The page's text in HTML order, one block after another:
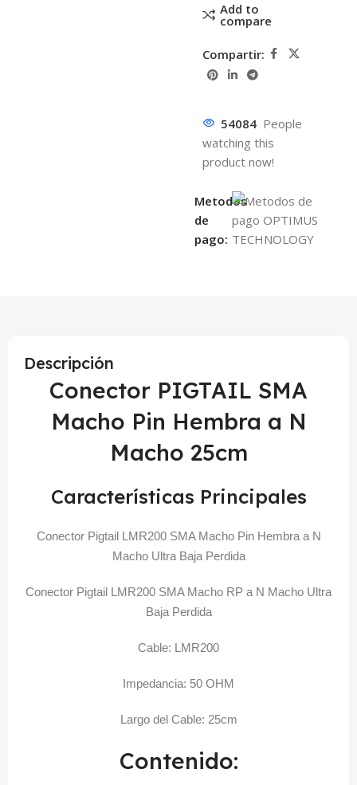
Add to
compare
Compartir:
54084 People
watching this
product now!
Metodos
de
pago:
Descripción
Conector PIGTAIL SMA
Macho Pin Hembra a N
Macho 25cm
Características Principales
Conector Pigtail LMR200 SMA Macho Pin Hembra a N
Macho Ultra Baja Perdida
Conector Pigtail LMR200 SMA Macho RP a N Macho Ultra
Baja Perdida
Cable: LMR200
Impedancia: 50 OHM
Largo del Cable: 25cm
Contenido: